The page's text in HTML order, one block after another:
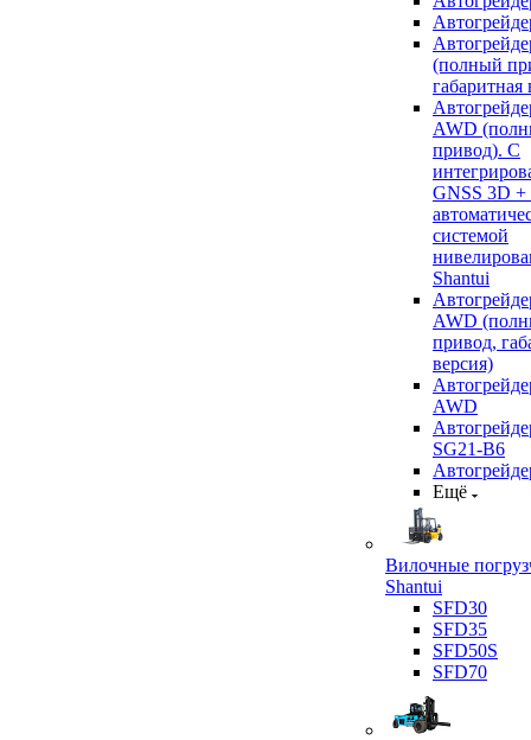
(полный
габаритная
AWD
привод). С
GNSS 3D +
системой
Shantui
AWD
привод,
версия)
AWD
SG21-B6
Ещё
Вилочные
Shantui
SFD30
SFD35
SFD50S
SFD70